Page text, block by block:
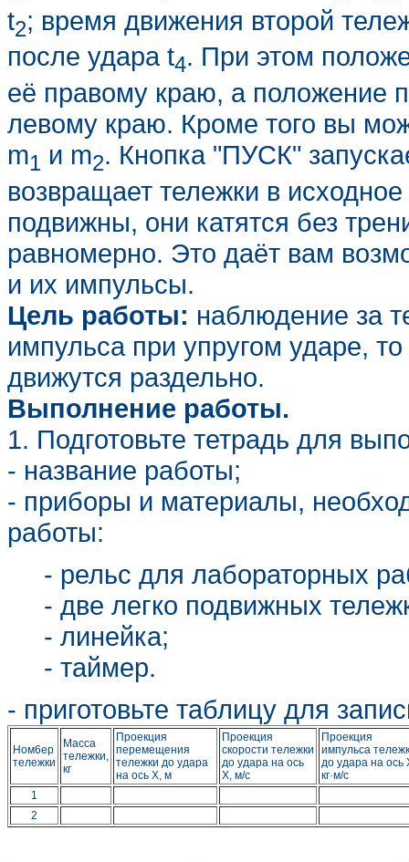
t2; время движения второй
после удара t4. При этом
её правому краю, а положение
левому краю. Кроме того вы
m1 и m2. Кнопка "ПУСК"
возвращает тележки в
подвижны, они катятся без
равномерно. Это даёт вам
и их импульсы.
Цель работы: наблюдение за
импульса при упругом ударе, то
движутся раздельно.
Выполнение работы.
1. Подготовьте тетрадь для
- название работы;
- приборы и материалы,
работы:
- рельс для лабораторных
- две легко подвижных
- линейка;
- таймер.
- приготовьте таблицу для
Ном6ер
тележки
Масса
тележки,
кг
Проекция
перемещения
тележки до удара
на ось Х, м
Проекция
скорости тележки
до удара на ось
Х, м/c
Проекция
импульса
до удара на ось
кг·м/с
1
2